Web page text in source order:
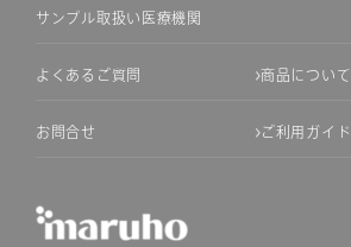
サンプル取扱い医療機関
よくあるご質問 商品について
お問合せ ご利用ガイド